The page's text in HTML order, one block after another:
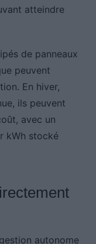
atteindre
de panneaux
peuvent
En hiver,
ils peuvent
avec un
kWh stocké
autonome